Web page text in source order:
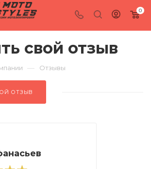
0
свой отзыв
— Отзывы
ОТЗЫВ